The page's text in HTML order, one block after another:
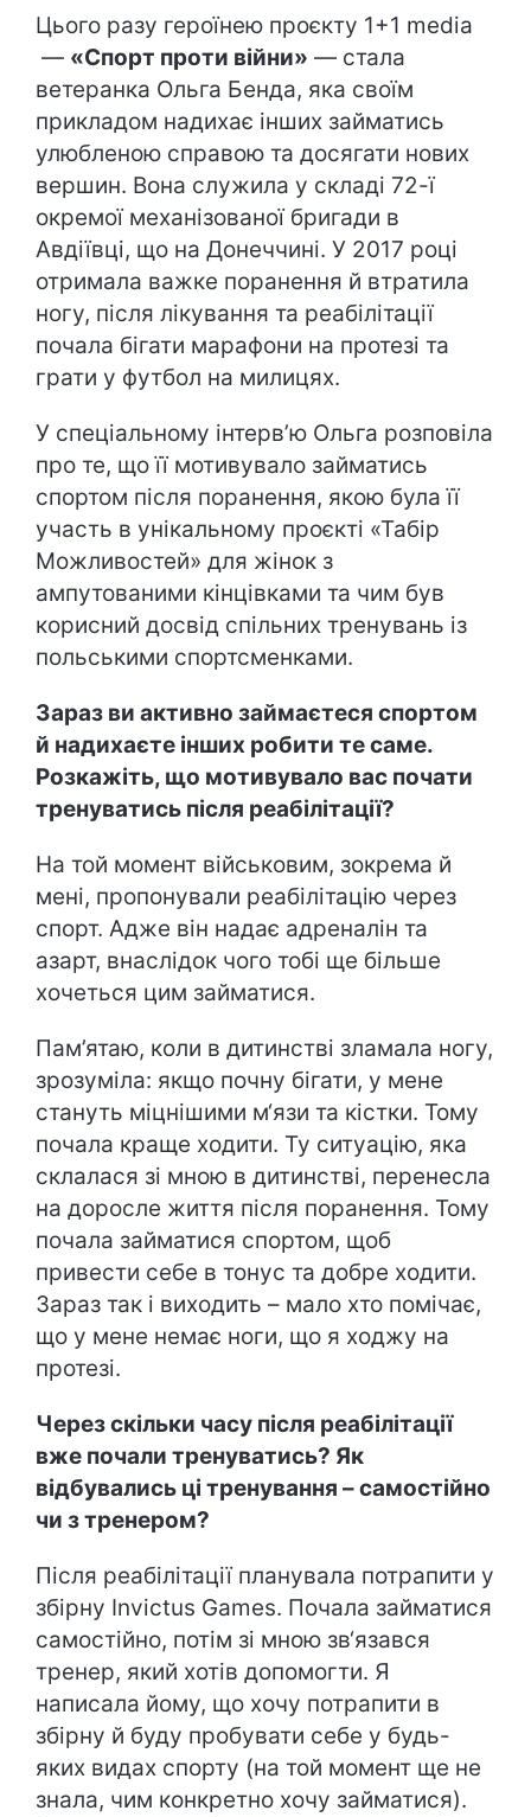
Цього разу героїнею проєкту 1+1 media
— «Спорт проти війни» — стала
ветеранка Ольга Бенда, яка своїм
прикладом надихає інших займатись
улюбленою справою та досягати нових
вершин. Вона служила у складі 72-ї
окремої механізованої бригади в
Авдіївці, що на Донеччині. У 2017 році
отримала важке поранення й втратила
ногу, після лікування та реабілітації
почала бігати марафони на протезі та
грати у футбол на милицях.
У спеціальному інтерв’ю Ольга розповіла
про те, що її мотивувало займатись
спортом після поранення, якою була її
участь в унікальному проєкті «Табір
Можливостей» для жінок з
ампутованими кінцівками та чим був
корисний досвід спільних тренувань із
польськими спортсменками.
Зараз ви активно займаєтеся спортом
й надихаєте інших робити те саме.
Розкажіть, що мотивувало вас почати
тренуватись після реабілітації?
На той момент військовим, зокрема й
мені, пропонували реабілітацію через
спорт. Адже він надає адреналін та
азарт, внаслідок чого тобі ще більше
хочеться цим займатися.
Пам’ятаю, коли в дитинстві зламала ногу,
зрозуміла: якщо почну бігати, у мене
стануть міцнішими м‘язи та кістки. Тому
почала краще ходити. Ту ситуацію, яка
склалася зі мною в дитинстві, перенесла
на доросле життя після поранення. Тому
почала займатися спортом, щоб
привести себе в тонус та добре ходити.
Зараз так і виходить – мало хто помічає,
що у мене немає ноги, що я ходжу на
протезі.
Через скільки часу після реабілітації
вже почали тренуватись? Як
відбувались ці тренування – самостійно
чи з тренером?
Після реабілітації планувала потрапити у
збірну Invictus Games. Почала займатися
самостійно, потім зі мною зв‘язався
тренер, який хотів допомогти. Я
написала йому, що хочу потрапити в
збірну й буду пробувати себе у будь-
яких видах спорту (на той момент ще не
знала, чим конкретно хочу займатися).